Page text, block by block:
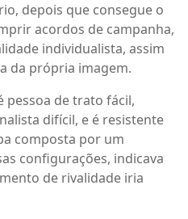
depois que consegue o
acordos de campanha,
individualista, assim
da própria imagem.
pessoa de trato fácil,
difícil, e é resistente
composta por um
configurações, indicava
de rivalidade iria